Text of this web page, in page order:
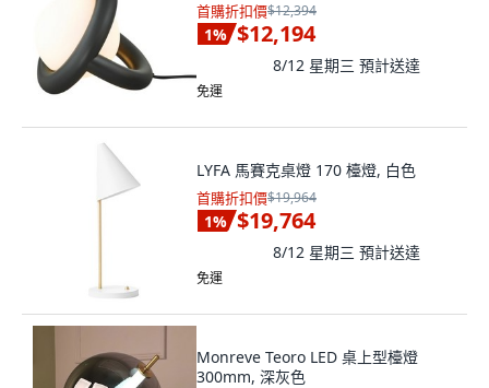
首購折扣價$12,394
1% $12,194
8/12 星期三 預計送達
免運
LYFA 馬賽克桌燈 170 檯燈, 白色
首購折扣價$19,964
1% $19,764
8/12 星期三 預計送達
免運
Monreve Teoro LED 桌上型檯燈
300mm, 深灰色